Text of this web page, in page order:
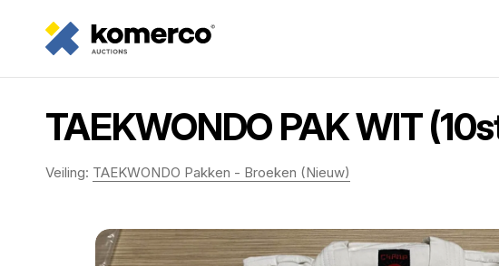
TAEKWONDO PAK WIT
Veiling: TAEKWONDO Pakken - Broeken (Nieuw)